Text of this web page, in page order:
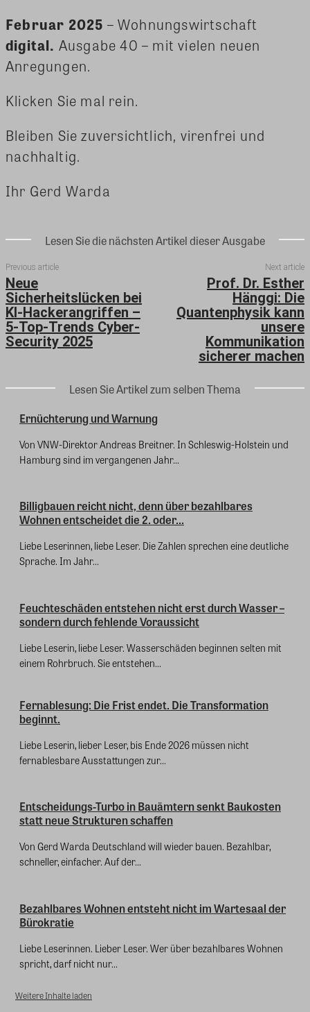
Februar 2025 – Wohnungswirtschaft
digital. Ausgabe 40 – mit vielen neuen
Anregungen.
Klicken Sie mal rein.
Bleiben Sie zuversichtlich, virenfrei und
nachhaltig.
Ihr Gerd Warda
Lesen Sie die nächsten Artikel dieser Ausgabe
Previous article
Neue
Sicherheitslücken bei
KI-Hackerangriffen –
5-Top-Trends Cyber-
Security 2025
Next article
Prof. Dr. Esther
Hänggi: Die
Quantenphysik kann
unsere
Kommunikation
sicherer machen
Lesen Sie Artikel zum selben Thema
Ernüchterung und Warnung
Von VNW-Direktor Andreas Breitner. In Schleswig-Holstein und
Hamburg sind im vergangenen Jahr...
Billigbauen reicht nicht, denn über bezahlbares
Wohnen entscheidet die 2. oder...
Liebe Leserinnen, liebe Leser. Die Zahlen sprechen eine deutliche
Sprache. Im Jahr...
Feuchteschäden entstehen nicht erst durch Wasser –
sondern durch fehlende Voraussicht
Liebe Leserin, liebe Leser. Wasserschäden beginnen selten mit
einem Rohrbruch. Sie entstehen...
Fernablesung: Die Frist endet. Die Transformation
beginnt.
Liebe Leserin, lieber Leser, bis Ende 2026 müssen nicht
fernablesbare Ausstattungen zur...
Entscheidungs-Turbo in Bauämtern senkt Baukosten
statt neue Strukturen schaffen
Von Gerd Warda Deutschland will wieder bauen. Bezahlbar,
schneller, einfacher. Auf der...
Bezahlbares Wohnen entsteht nicht im Wartesaal der
Bürokratie
Liebe Leserinnen. Lieber Leser. Wer über bezahlbares Wohnen
spricht, darf nicht nur...
Weitere Inhalte laden